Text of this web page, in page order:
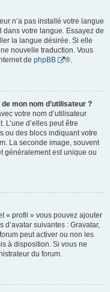
n’a pas installé votre langue
dans votre langue. Essayez de
la langue désirée. Si elle
nouvelle traduction. Vous
de phpBB ®.
mon nom d’utilisateur ?
votre nom d’utilisateur
L’une d’elles peut être
ou des blocs indiquant votre
La seconde image, souvent
généralement est unique ou
« profil » vous pouvez ajouter
d’avatar suivantes : Gravatar,
peut activer ou non les
à disposition. Si vous ne
du forum.